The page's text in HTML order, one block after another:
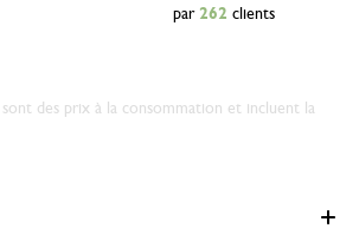
par 262 clients
sont des prix à la consommation et incluent la